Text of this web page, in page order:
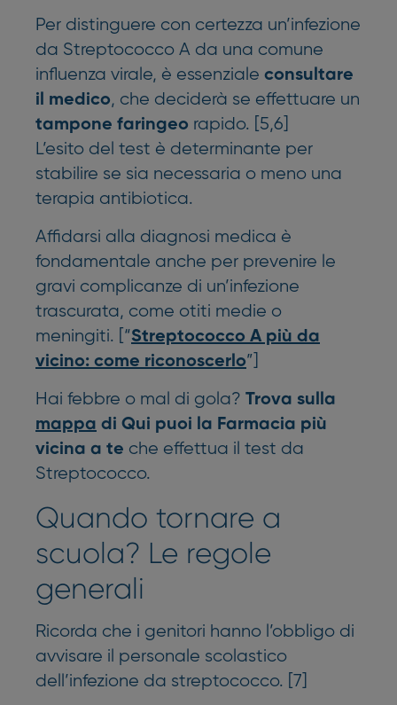
Per distinguere con certezza un’infezione
da Streptococco A da una comune
influenza virale, è essenziale consultare
il medico, che deciderà se effettuare un
tampone faringeo rapido. [5,6]
L’esito del test è determinante per
stabilire se sia necessaria o meno una
terapia antibiotica.
Affidarsi alla diagnosi medica è
fondamentale anche per prevenire le
gravi complicanze di un’infezione
trascurata, come otiti medie o
meningiti. [“Streptococco A più da
vicino: come riconoscerlo”]
Hai febbre o mal di gola? Trova sulla
mappa di Qui puoi la Farmacia più
vicina a te che effettua il test da
Streptococco.
Quando tornare a
scuola? Le regole
generali
Ricorda che i genitori hanno l’obbligo di
avvisare il personale scolastico
dell’infezione da streptococco. [7]